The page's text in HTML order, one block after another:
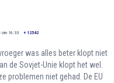
om 16:33 + 12542
was alles beter klopt niet
de Sovjet-Unie klopt het wel.
problemen niet gehad. De EU